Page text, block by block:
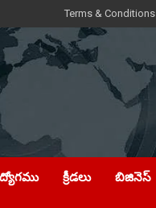
Terms & Conditions
క్రీడలు బిజినెస్